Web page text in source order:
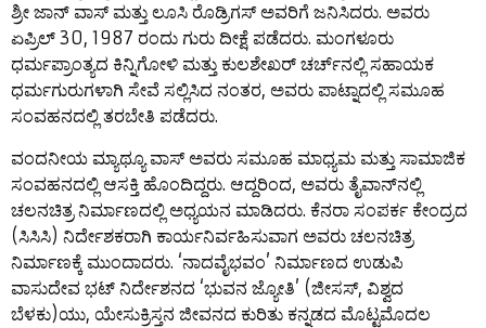
ಶ್ರೀ ಜಾನ್ ವಾಸ್ ಮತ್ತು ಲೂಸಿ ರೊಡ್ರಿಗಸ್ ಅವರಿಗೆ ಜನಿಸಿದರು. ಅವರು
ಏಪ್ರಿಲ್ 30, 1987 ರಂದು ಗುರು ದೀಕ್ಷೆ ಪಡೆದರು. ಮಂಗಳೂರು
ಧರ್ಮಪ್ರಾಂತ್ಯದ ಕಿನ್ನಿಗೋಳಿ ಮತ್ತು ಕುಲಶೇಖರ್ ಚರ್ಚ್‍ನಲ್ಲಿ ಸಹಾಯಕ
ಧರ್ಮಗುರುಗಳಾಗಿ ಸೇವೆ ಸಲ್ಲಿಸಿದ ನಂತರ, ಅವರು ಪಾಟ್ನಾದಲ್ಲಿ ಸಮೂಹ
ಸಂವಹನದಲ್ಲಿ ತರಬೇತಿ ಪಡೆದರು.
ವಂದನೀಯ ಮ್ಯಾಥ್ಯೂ ವಾಸ್ ಅವರು ಸಮೂಹ ಮಾಧ್ಯಮ ಮತ್ತು ಸಾಮಾಜಿಕ
ಸಂವಹನದಲ್ಲಿ ಆಸಕ್ತಿ ಹೊಂದಿದ್ದರು. ಆದ್ದರಿಂದ, ಅವರು ತೈವಾನ್‍ನಲ್ಲಿ
ಚಲನಚಿತ್ರ ನಿರ್ಮಾಣದಲ್ಲಿ ಅಧ್ಯಯನ ಮಾಡಿದರು. ಕೆನರಾ ಸಂಪರ್ಕ ಕೇಂದ್ರದ
(ಸಿಸಿಸಿ) ನಿರ್ದೇಶಕರಾಗಿ ಕಾರ್ಯನಿರ್ವಹಿಸುವಾಗ ಅವರು ಚಲನಚಿತ್ರ
ನಿರ್ಮಾಣಕ್ಕೆ ಮುಂದಾದರು. ‘ನಾದವೈಭವಂ’ ನಿರ್ಮಾಣದ ಉಡುಪಿ
ವಾಸುದೇವ ಭಟ್ ನಿರ್ದೇಶನದ ‘ಭುವನ ಜ್ಯೋತಿ’ (ಜೀಸಸ್, ವಿಶ್ವದ
ಬೆಳಕು)ಯು, ಯೇಸುಕ್ರಿಸ್ತನ ಜೀವನದ ಕುರಿತು ಕನ್ನಡದ ಮೊಟ್ಟಮೊದಲ